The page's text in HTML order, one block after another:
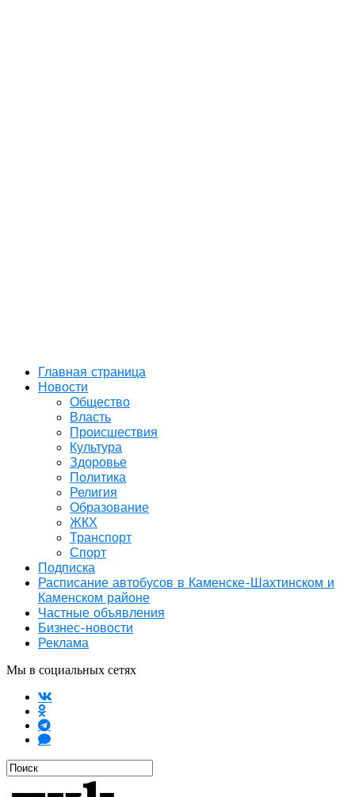
Главная страница
Новости
Общество
Власть
Происшествия
Культура
Здоровье
Политика
Религия
Образование
ЖКХ
Транспорт
Спорт
Подписка
Расписание автобусов в Каменске-Шахтинском и
Каменском районе
Частные объявления
Бизнес-новости
Реклама
Мы в социальных сетях